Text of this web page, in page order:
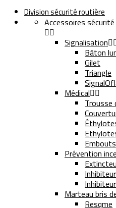
Division sécurité routière
Accessoires sécurité

Signalisation
Bâton
Gilet
Triangle
Médical
Trousse
Prévention
Marteau bris
Resqme